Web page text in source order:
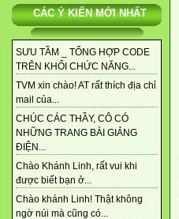
CÁC Ý KIẾN MỚI NHẤT
SƯU TẦM _ TỔNG HỢP CODE
TRÊN KHỐI CHỨC NĂNG...
TVM xin chào! AT rất thích địa chỉ
mail của...
CHÚC CÁC THẦY, CÔ CÓ
NHỮNG TRANG BÀI GIẢNG
ĐIỆN...
Chào Khánh Linh, rất vui khi
được biết bạn ở...
Chào khánh Linh! Thật không
ngờ núi mà cũng có...